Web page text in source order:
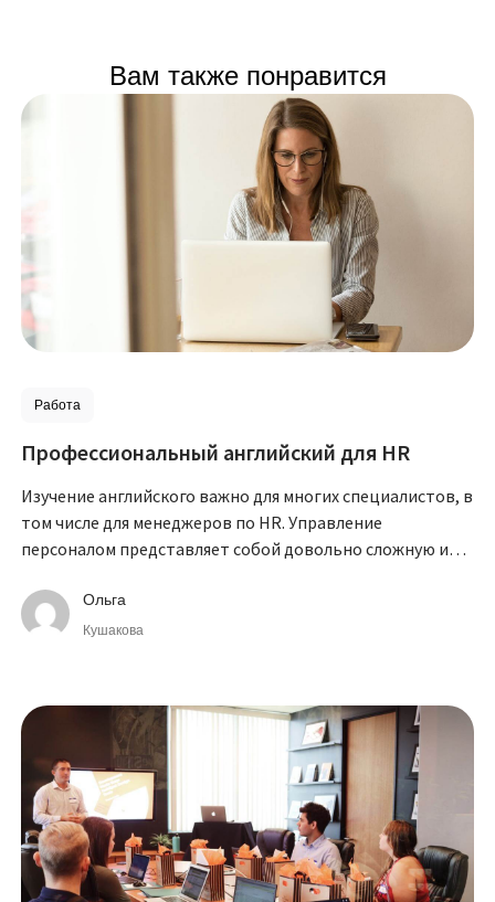
Вам также понравится
Работа
Профессиональный английский для HR
Изучение английского важно для многих специалистов, в
том числе для менеджеров по HR. Управление
персоналом представляет собой довольно сложную и
бизнеса.Ольга
Кушакова